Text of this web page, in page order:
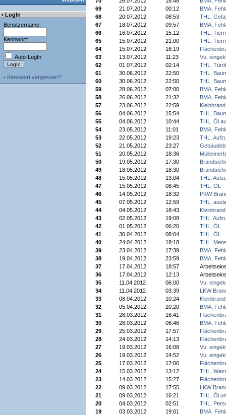
• LogIn
Benutzername:
Kennwort:
Auto-LogIn
- Kennwort vergessen?
69
21.07.2012 00:12
BMA,
68
20.07.2012 08:53
THL,
67
18.07.2012 09:57
BMA,
66
16.07.2012 15:12
THL,
65
15.07.2012 21:00
THL,
64
15.07.2012 16:19
63
13.07.2012 11:23
Vu,
62
01.07.2012 02:14
THL,
61
30.06.2012 22:50
THL,
60
30.06.2012 22:50
THL,
59
28.06.2012 07:00
BMA,
58
26.06.2012 21:32
BMA,
57
23.06.2012 22:59
56
04.06.2012 15:54
THL,
55
04.06.2012 10:44
THL, Öl
54
23.05.2012 11:01
BMA,
53
22.05.2012 19:23
THL,
52
21.05.2012 23:27
51
20.05.2012 18:36
50
19.05.2012 17:30
49
18.05.2012 18:30
48
15.05.2012 13:04
THL,
47
15.05.2012 08:45
THL, ÖL
46
14.05.2012 18:32
PKW
45
07.05.2012 12:59
THL,
44
04.05.2012 18:43
43
02.05.2012 19:08
THL,
42
01.05.2012 06:20
THL, ÖL
41
30.04.2012 08:04
THL, ÖL
40
24.04.2012 18:18
THL,
39
23.04.2012 17:39
BMA,
38
19.04.2012 23:59
BMA,
37
17.04.2012 18:57
36
17.04.2012 12:13
35
11.04.2012 06:00
Vu,
34
11.04.2012 03:39
LKW
33
08.04.2012 10:24
32
05.04.2012 20:20
BMA,
31
28.03.2012 16:41
30
28.03.2012 06:46
BMA,
29
25.03.2012 17:57
28
24.03.2012 14:13
27
19.03.2012 16:08
Vu,
26
19.03.2012 14:52
Vu,
25
17.03.2012 17:06
24
15.03.2012 13:12
THL,
23
14.03.2012 15:27
22
09.03.2012 17:55
LKW
21
09.03.2012 16:21
THL, Öl
20
04.03.2012 02:51
THL,
19
03.03.2012 19:01
BMA,